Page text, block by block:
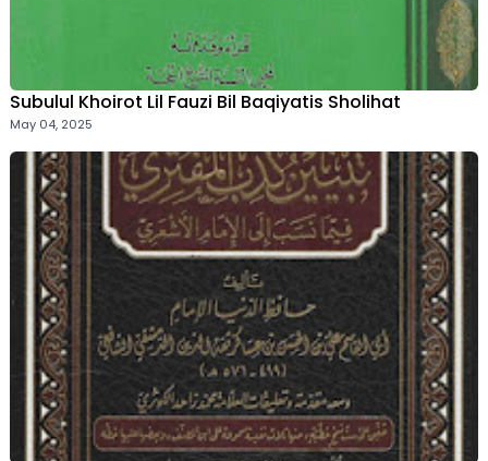
Subulul Khoirot Lil Fauzi Bil Baqiyatis Sholihat
May 04, 2025